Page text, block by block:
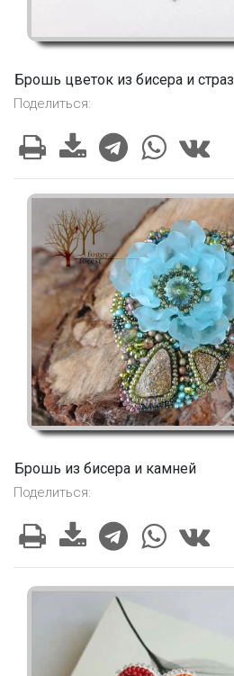
Брошь цветок из бисера и страз
Поделиться:
Брошь из бисера и камней
Поделиться: